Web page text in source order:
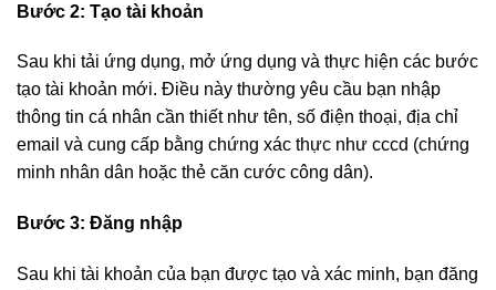
Bước 2: Tạo tài khoản
Sau khi tải ứng dụng, mở ứng dụng và thực hiện các bước
tạo tài khoản mới. Điều này thường yêu cầu bạn nhập
thông tin cá nhân cần thiết như tên, số điện thoại, địa chỉ
email và cung cấp bằng chứng xác thực như cccd (chứng
minh nhân dân hoặc thẻ căn cước công dân).
Bước 3: Đăng nhập
Sau khi tài khoản của bạn được tạo và xác minh, bạn đăng